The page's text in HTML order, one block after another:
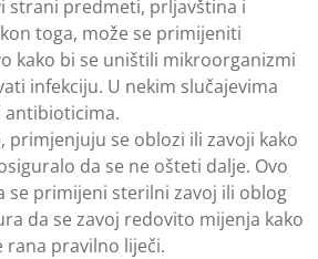
strani predmeti, prljavština i
toga, može se primijeniti
kako bi se uništili mikroorganizmi
infekciju. U nekim slučajevima
antibioticima.
primjenjuju se oblozi ili zavoji kako
da se ne ošteti dalje. Ovo
se primijeni sterilni zavoj ili oblog
da se zavoj redovito mijenja kako
rana pravilno liječi.